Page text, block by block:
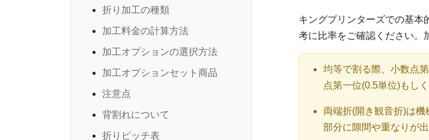
キングプリンターズでの基本
考に比率をご確認ください。
均等で割る際、小数点
点第一位(0.5単位)もし
両端折(開き観音折)は
部分に隙間や重なりが
折り加工の種類
加工料金の計算方法
加工オプションの選択方法
加工オプションセット商品
注意点
背割れについて
折りピッチ表